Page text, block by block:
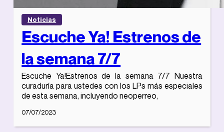
Noticias
Escuche Ya! Estrenos de
la semana 7/7
Escuche Ya!Estrenos de la semana 7/7 Nuestra
curaduría para ustedes con los LPs más especiales
de esta semana, incluyendo neoperreo,
07/07/2023